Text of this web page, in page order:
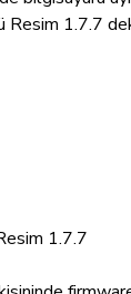
Resim 1.7.7
1.7.7